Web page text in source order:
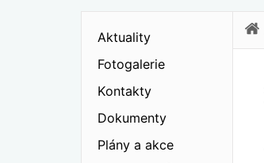
Aktuality
Fotogalerie
Kontakty
Dokumenty
Plány a akce